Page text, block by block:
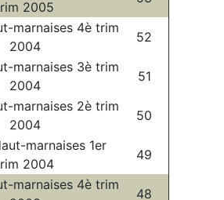
2005
marnaises 4è trim
2004
52
marnaises 3è trim
2004
51
marnaises 2è trim
2004
50
marnaises 1er
2004
49
marnaises 4è trim
48